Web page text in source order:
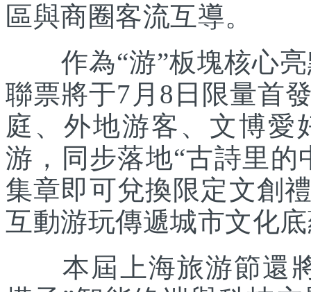
區與商圈客流互導。
作為“游”板塊核心亮
聯票將于7月8日限量首
庭、外地游客、文博愛
游，同步落地“古詩里
集章即可兌換限定文創
互動游玩傳遞城市文化
本屆上海旅游節還將